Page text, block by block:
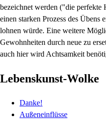
bezeichnet werden ("die
einen starken Prozess des
lohnen würde. Eine weitere
Gewohnheiten durch neue zu
auch hier wird Achtsamkeit
Lebenskunst-Wolke
Danke!
Außeneinflüsse